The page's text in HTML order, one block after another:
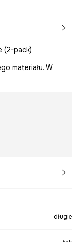
(2-pack)
materiału. W
długie